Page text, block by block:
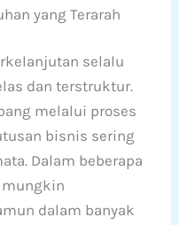
yang Terarah
selalu
dan terstruktur.
melalui proses
bisnis sering
Dalam beberapa
dalam banyak